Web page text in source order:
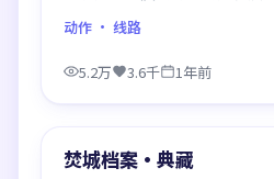
得推荐观看。
动作 · 线路
5.2万 3.6千 1年前
最新
焚城档案·典藏